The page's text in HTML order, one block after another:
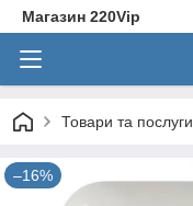
Магазин 220Vip
Товари та послуги
–16%